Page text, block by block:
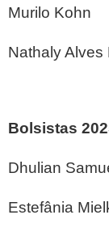
Murilo Kohn
Nathaly Alves
Bolsistas
Dhulian
Estefânia